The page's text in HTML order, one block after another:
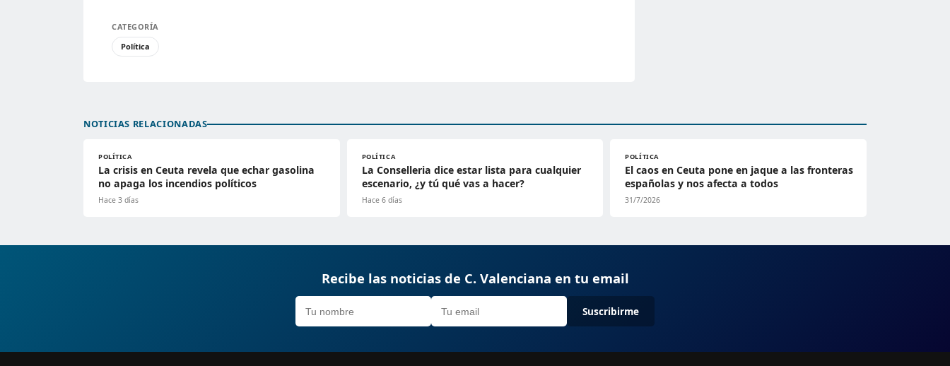
CATEGORÍA
Política
NOTICIAS RELACIONADAS
POLÍTICA
La crisis en Ceuta revela que echar gasolina
no apaga los incendios políticos
Hace 3 días
POLÍTICA
La Conselleria dice estar lista para cualquier
escenario, ¿y tú qué vas a hacer?
Hace 6 días
POLÍTICA
El caos en Ceuta pone en jaque a las fronteras
españolas y nos afecta a todos
31/7/2026
Recibe las noticias de C. Valenciana en tu email
Suscribirme